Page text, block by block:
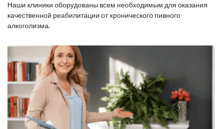
Наши клиники оборудованы всем необходимым для оказания
качественной реабилитации от хронического пивного
алкоголизма.